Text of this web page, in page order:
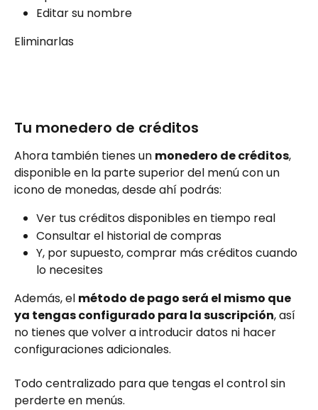
Editar su nombre
Eliminarlas
Tu monedero de créditos
Ahora también tienes un monedero de créditos,
disponible en la parte superior del menú con un
icono de monedas, desde ahí podrás:
Ver tus créditos disponibles en tiempo real
Consultar el historial de compras
Y, por supuesto, comprar más créditos cuando
lo necesites
Además, el método de pago será el mismo que
ya tengas configurado para la suscripción, así
no tienes que volver a introducir datos ni hacer
configuraciones adicionales.
Todo centralizado para que tengas el control sin
perderte en menús.